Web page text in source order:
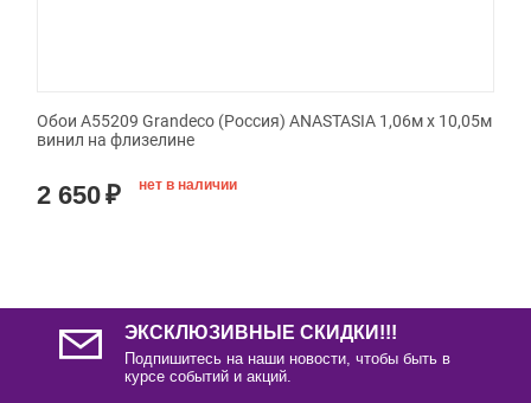
Обои A55209 Grandeco (Россия) ANASTASIA 1,06м х 10,05м
винил на флизелине
2 650₽ нет в наличии
ЭКСКЛЮЗИВНЫЕ СКИДКИ!!!
Подпишитесь на наши новости, чтобы быть в
курсе событий и акций.